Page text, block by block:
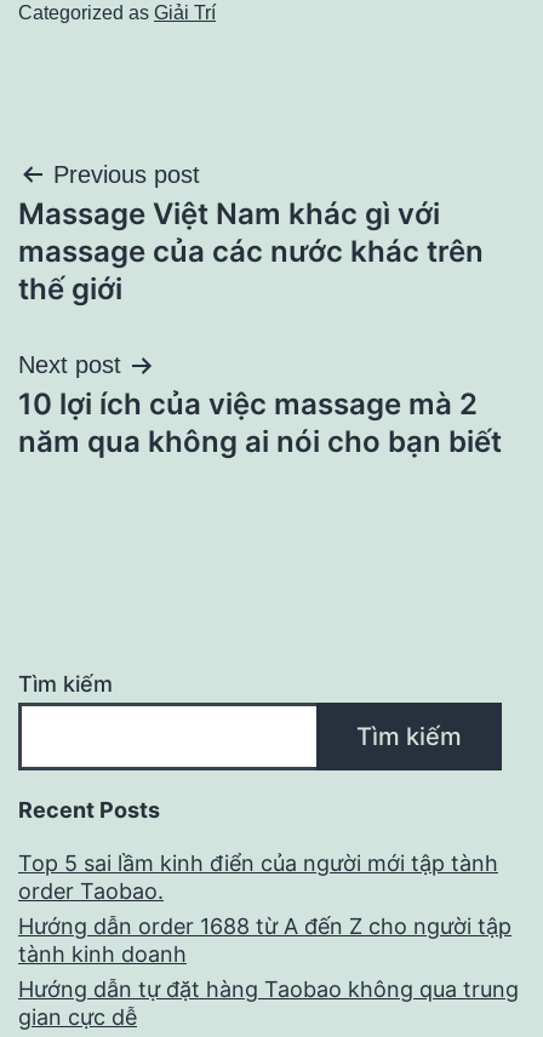
Categorized as Giải Trí
Điều
hướng
bài
viết
Previous post
Massage Việt Nam khác gì với
massage của các nước khác trên
thế giới
Next post
10 lợi ích của việc massage mà 2
năm qua không ai nói cho bạn biết
Tìm kiếm
Tìm kiếm
Recent Posts
Top 5 sai lầm kinh điển của người mới tập tành
order Taobao.
Hướng dẫn order 1688 từ A đến Z cho người tập
tành kinh doanh
Hướng dẫn tự đặt hàng Taobao không qua trung
gian cực dễ